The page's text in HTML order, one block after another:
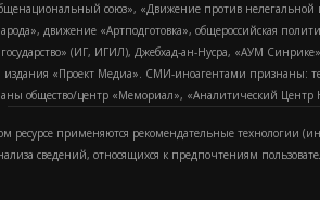
союз», «Движение против
движение «Артподготовка», общероссийская
государство» (ИГ, ИГИЛ), Джебхад-ан-Нусра, «АУМ
издания «Проект Медиа». СМИ-иноагентами признаны:
общество/центр «Мемориал», «Аналитический Центр
ресурсе применяются рекомендательные технологии
сведений, относящихся к предпочтениям